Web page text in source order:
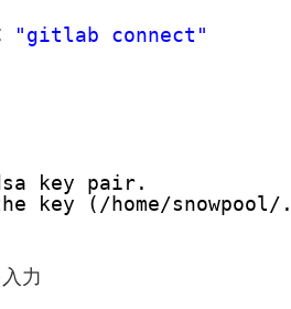
"gitlab connect"
key pair.
key ( /home/snowpool/ .
力